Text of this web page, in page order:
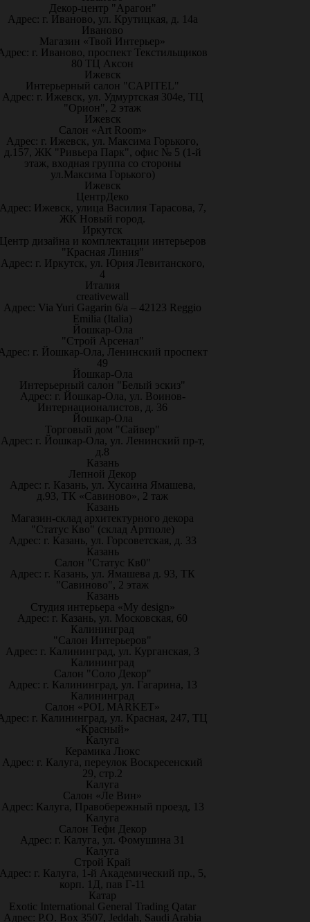
Декор-центр "Арагон"
Адрес: г. Иваново, ул. Крутицкая, д. 14а
Иваново
Магазин «Твой Интерьер»
г. Иваново, проспект Текстильщиков
80 ТЦ Аксон
Ижевск
Интерьерный салон "CAPITEL"
Адрес: г. Ижевск, ул. Удмуртская 304е, ТЦ
"Орион", 2 этаж
Ижевск
Салон «Art Room»
Адрес: г. Ижевск, ул. Максима Горького,
д.157, ЖК "Ривьера Парк", офис № 5 (1-й
этаж, входная группа со стороны
ул.Максима Горького)
Ижевск
ЦентрДеко
Ижевск, улица Василия Тарасова, 7,
ЖК Новый город.
Иркутск
дизайна и комплектации интерьеров
"Красная Линия"
Адрес: г. Иркутск, ул. Юрия Левитанского,
4
Италия
creativewall
Адрес: Via Yuri Gagarin 6/a – 42123 Reggio
Emilia (Italia)
Йошкар-Ола
"Строй Арсенал"
г. Йошкар-Ола, Ленинский проспект
49
Йошкар-Ола
Интерьерный салон "Белый эскиз"
Адрес: г. Йошкар-Ола, ул. Воинов-
Интернационалистов, д. 36
Йошкар-Ола
Торговый дом "Сайвер"
Адрес: г. Йошкар-Ола, ул. Ленинский пр-т,
д.8
Казань
Лепной Декор
Адрес: г. Казань, ул. Хусаина Ямашева,
д.93, ТК «Савиново», 2 таж
Казань
Магазин-склад архитектурного декора
"Статус Кво" (склад Артполе)
Адрес: г. Казань, ул. Горсоветская, д. 33
Казань
Салон "Статус Кв0"
Адрес: г. Казань, ул. Ямашева д. 93, ТК
"Савиново", 2 этаж
Казань
Студия интерьера «My design»
Адрес: г. Казань, ул. Московская, 60
Калининград
"Салон Интерьеров"
Адрес: г. Калининград, ул. Курганская, 3
Калининград
Салон "Соло Декор"
Адрес: г. Калининград, ул. Гагарина, 13
Калининград
Салон «POL MARKET»
г. Калининград, ул. Красная, 247, ТЦ
«Красный»
Калуга
Керамика Люкс
Адрес: г. Калуга, переулок Воскресенский
29, стр.2
Калуга
Салон «Ле Вин»
Адрес: Калуга, Правобережный проезд, 13
Калуга
Салон Тефи Декор
Адрес: г. Калуга, ул. Фомушина 31
Калуга
Строй Край
г. Калуга, 1-й Академический пр., 5,
корп. 1Д, пав Г-11
Катар
Exotic International General Trading Qatar
Адрес: P.O. Box 3507, Jeddah, Saudi Arabia